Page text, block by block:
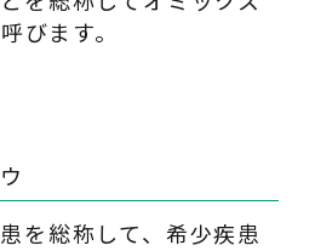
びます。
を総称して、希少疾患